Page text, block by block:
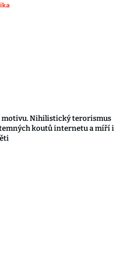
motivu. Nihilistický terorismus
koutů internetu a míří i